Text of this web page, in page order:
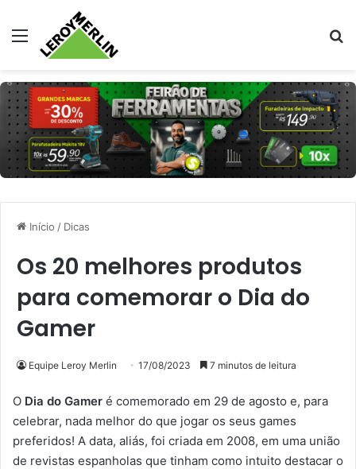
Menu
Início / Dicas
Os 20 melhores produtos
para comemorar o Dia do
Gamer
Equipe Leroy Merlin 17/08/2023 7 minutos de leitura
O Dia do Gamer é comemorado em 29 de agosto e, para
celebrar, nada melhor do que jogar os seus games
preferidos! A data, aliás, foi criada em 2008, em uma união
de revistas espanholas que tinham como intuito destacar o